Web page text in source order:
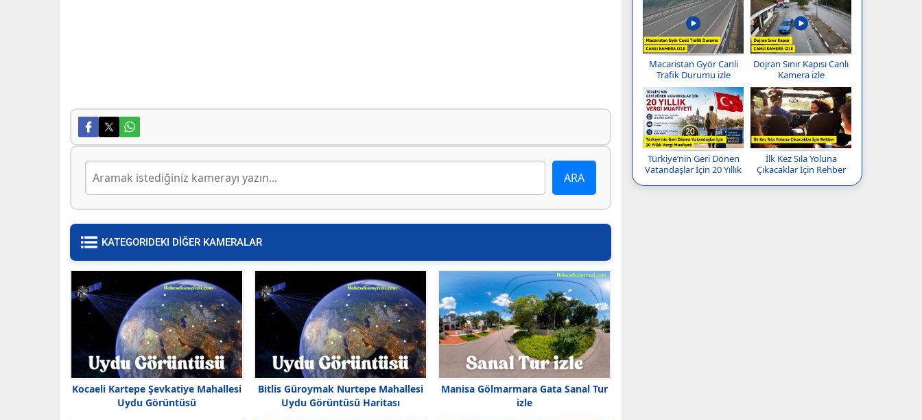
KATEGORIDEKI DİĞER KAMERALAR
Kocaeli Kartepe Şevkatiye Mahallesi
Uydu Görüntüsü
Bitlis Güroymak Nurtepe Mahallesi
Uydu Görüntüsü Haritası
Manisa Gölmarmara Gata Sanal Tur
izle
Macaristan Györ Canli
Trafik Durumu izle
Dojran Sınır Kapısı Canlı
Kamera izle
Türkiye’nin Geri Dönen
Vatandaşlar İçin 20 Yıllık
İlk Kez Sıla Yoluna
Çıkacaklar İçin Rehber